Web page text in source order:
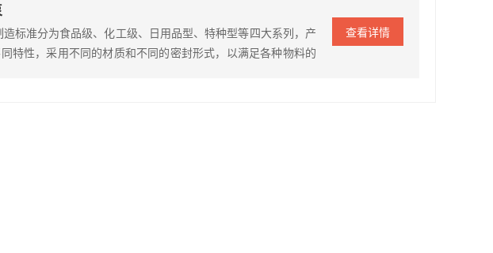
查看详情
标准分为食品级、化工级、日用品型、特种型等四大系列，产
特性，采用不同的材质和不同的密封形式，以满足各种物料的